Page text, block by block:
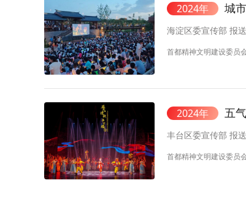
2024年 城
海淀区委宣传部 报送
首都精神文明建设委员
2024年 五
丰台区委宣传部 报送
首都精神文明建设委员